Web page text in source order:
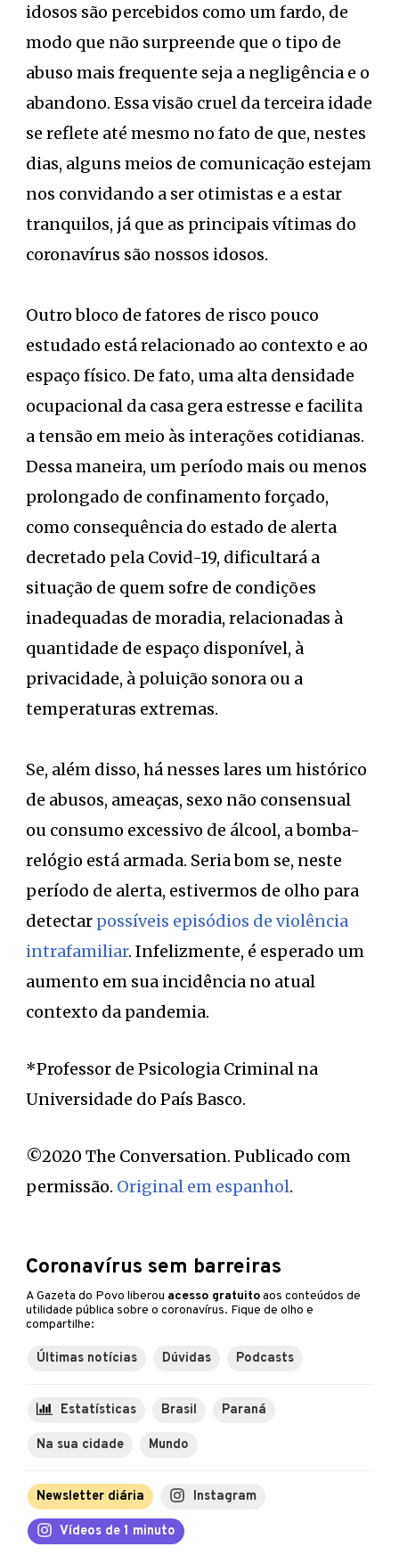
idosos são percebidos como um fardo, de
modo que não surpreende que o tipo de
abuso mais frequente seja a negligência e o
abandono. Essa visão cruel da terceira idade
se reflete até mesmo no fato de que, nestes
dias, alguns meios de comunicação estejam
nos convidando a ser otimistas e a estar
tranquilos, já que as principais vítimas do
coronavírus são nossos idosos.
Outro bloco de fatores de risco pouco
estudado está relacionado ao contexto e ao
espaço físico. De fato, uma alta densidade
ocupacional da casa gera estresse e facilita
a tensão em meio às interações cotidianas.
Dessa maneira, um período mais ou menos
prolongado de confinamento forçado,
como consequência do estado de alerta
decretado pela Covid-19, dificultará a
situação de quem sofre de condições
inadequadas de moradia, relacionadas à
quantidade de espaço disponível, à
privacidade, à poluição sonora ou a
temperaturas extremas.
Se, além disso, há nesses lares um histórico
de abusos, ameaças, sexo não consensual
ou consumo excessivo de álcool, a bomba-
relógio está armada. Seria bom se, neste
período de alerta, estivermos de olho para
detectar possíveis episódios de violência
intrafamiliar. Infelizmente, é esperado um
aumento em sua incidência no atual
contexto da pandemia.
*Professor de Psicologia Criminal na
Universidade do País Basco.
©2020 The Conversation. Publicado com
permissão. Original em espanhol.
Coronavírus sem barreiras
A Gazeta do Povo liberou acesso gratuitoaos conteúdos de
utilidade pública sobre o coronavírus. Fique de olho e
compartilhe:
Últimas notícias Dúvidas Podcasts
Estatísticas Brasil Paraná
Na sua cidade Mundo
Newsletter diária Instagram
Vídeos de 1 minuto